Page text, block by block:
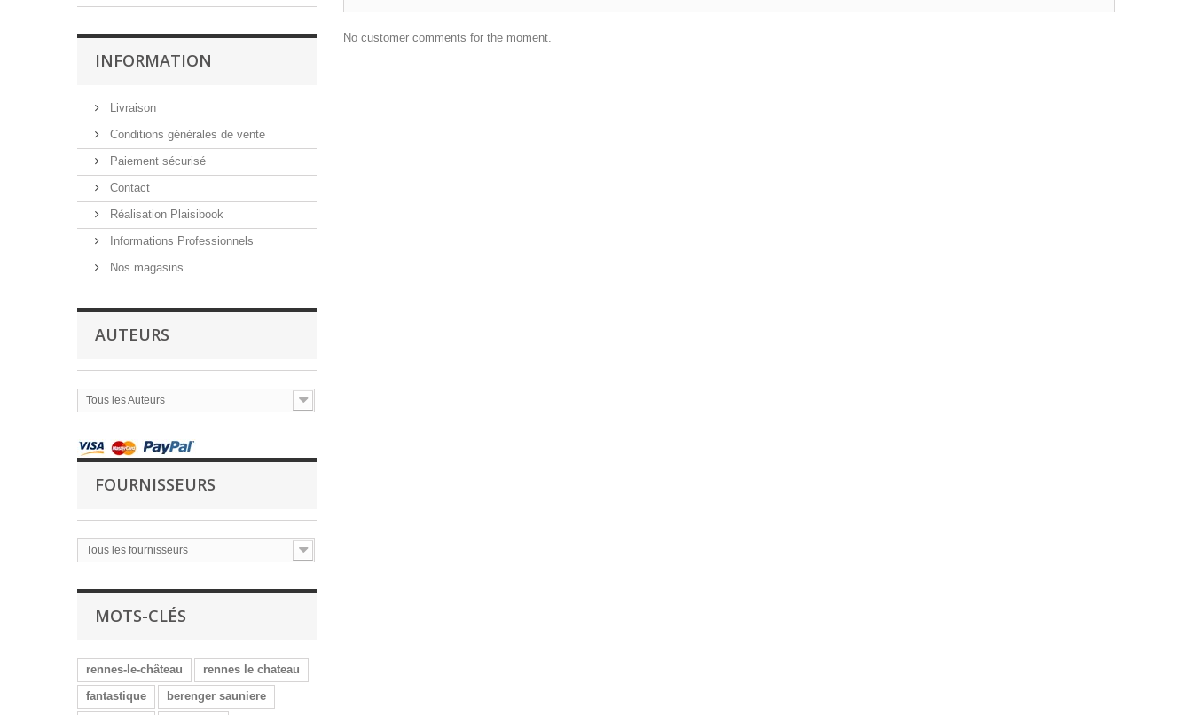
INFORMATION
Livraison
Conditions générales de vente
Paiement sécurisé
Contact
Réalisation Plaisibook
Informations Professionnels
Nos magasins
AUTEURS
Tous les Auteurs
FOURNISSEURS
Tous les fournisseurs
MOTS-CLÉS
rennes-le-château
rennes le chateau
fantastique
berenger sauniere
No customer comments for the moment.